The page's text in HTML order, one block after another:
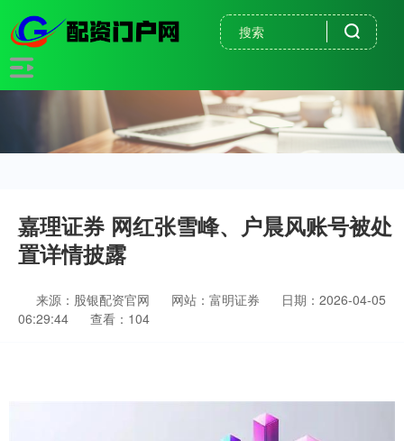
嘉理证券 网红张雪峰、户晨风账号被处
置详情披露
来源：股银配资官网 网站：富明证券
日期：2026-04-05
06:29:44
查看：104